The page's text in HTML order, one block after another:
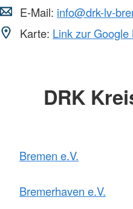
E-Mail: info@drk-lv-
Karte: Link zur
DRK
Bremen e.V.
Bremerhaven e.V.